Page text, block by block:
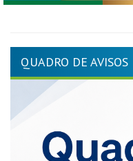
QUADRO DE AVISOS